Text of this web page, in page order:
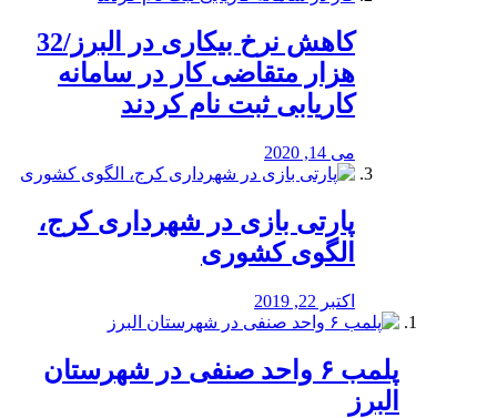
کاهش نرخ بیکاری در البرز/32
هزار متقاضی کار در سامانه
کاریابی ثبت نام کردند
می 14, 2020
پارتی بازی در شهرداری کرج،
الگوی کشوری
اکتبر 22, 2019
پلمب ۶ واحد صنفی در شهرستان
البرز